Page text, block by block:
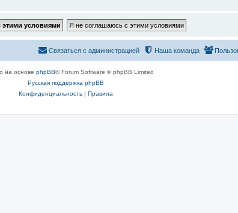
Наша команда
Связаться с администрацией
на основе phpBB® Forum Software © phpBB Limited
Русская поддержка phpBB
Конфиденциальность| Правила